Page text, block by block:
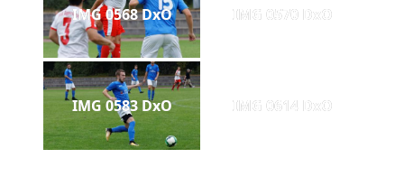
IMG 0568 DxO IMG 0570 DxO
IMG 0583 DxO IMG 0614 DxO